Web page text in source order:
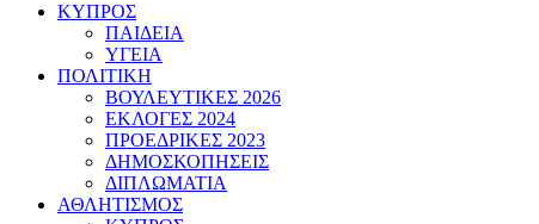
ΚΥΠΡΟΣ
ΠΑΙΔΕΙΑ
ΥΓΕΙΑ
ΠΟΛΙΤΙΚΗ
ΒΟΥΛΕΥΤΙΚΕΣ 2026
ΕΚΛΟΓΕΣ 2024
ΠΡΟΕΔΡΙΚΕΣ 2023
ΔΗΜΟΣΚΟΠΗΣΕΙΣ
ΔΙΠΛΩΜΑΤΙΑ
ΑΘΛΗΤΙΣΜΟΣ